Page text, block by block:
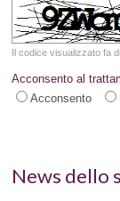
Il codice visualizzato fa
Acconsento al
Acconsento
News dello